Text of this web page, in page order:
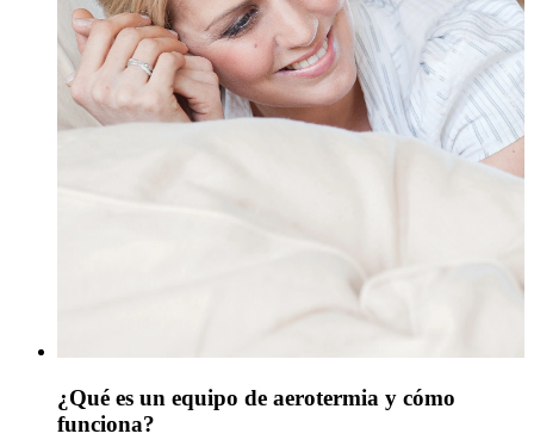
¿Qué es un equipo de aerotermia y cómo
funciona?